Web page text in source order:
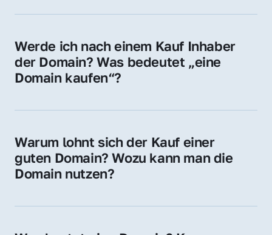
Werde ich nach einem Kauf Inhaber
der Domain? Was bedeutet „eine
Domain kaufen“?
Sie erhalten alle Rechte zur Nutzung,
Domain.
Warum lohnt sich der Kauf einer
guten Domain? Wozu kann man die
Domain nutzen?
Vertrauen und Markenwert. Nutzen Sie sie